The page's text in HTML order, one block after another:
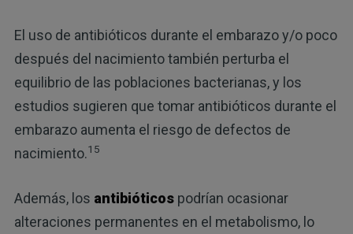
El uso de antibióticos durante el embarazo y/o poco
después del nacimiento también perturba el
equilibrio de las poblaciones bacterianas, y los
estudios sugieren que tomar antibióticos durante el
embarazo aumenta el riesgo de defectos de
nacimiento.15
Además, los antibióticospodrían ocasionar
alteraciones permanentes en el metabolismo, lo